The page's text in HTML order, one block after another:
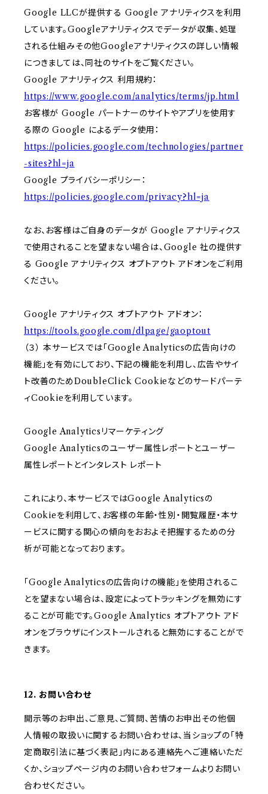
Google LLCが提供する Google アナリティクスを利用
しています。Googleアナリティクスでデータが収集、処理
される仕組みその他Googleアナリティクスの詳しい情報
につきましては、同社のサイトをご覧ください。
Google アナリティクス 利用規約：
https://www.google.com/analytics/terms/jp.html
お客様が Google パートナーのサイトやアプリを使用す
る際の Google によるデータ使用：
https://policies.google.com/technologies/partner
-sites?hl=ja
Google プライバシーポリシー：
https://policies.google.com/privacy?hl=ja
なお、お客様はご自身のデータが Google アナリティクス
で使用されることを望まない場合は、Google 社の提供す
る Google アナリティクス オプトアウト アドオンをご利用
ください。
Google アナリティクス オプトアウト アドオン：
https://tools.google.com/dlpage/gaoptout
（３） 本サービスでは「Google Analyticsの広告向けの
機能」を有効にしており、下記の機能を利用し、広告やサイ
ト改善のためDoubleClick Cookieなどのサードパーテ
ィCookieを利用しています。
Google Analyticsリマーケティング
Google Analyticsのユーザー属性レポートとユーザー
属性レポートとインタレスト レポート
これにより、本サービスではGoogle Analyticsの
Cookieを利用して、お客様の年齢・性別・閲覧履歴・本サ
ービスに関する関心の傾向をおおよそ把握するための分
析が可能となっております。
「Google Analyticsの広告向けの機能」を使用されるこ
とを望まない場合は、設定によってトラッキングを無効にす
ることが可能です。Google Analytics オプトアウト アド
オンをブラウザにインストールされると無効にすることがで
きます。
12. お問い合わせ
開示等のお申出、ご意見、ご質問、苦情のお申出その他個
人情報の取扱いに関するお問い合わせは、当ショップの「特
定商取引法に基づく表記」内にある連絡先へご連絡いただ
くか、ショップページ内のお問い合わせフォームよりお問い
合わせください。